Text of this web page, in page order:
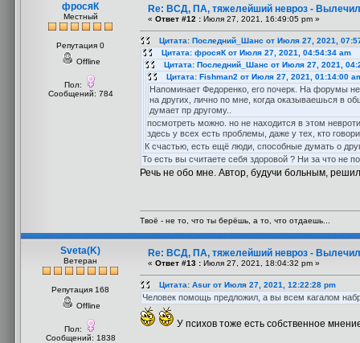
фросяК
Местный
Репутация 0
Offline
Пол:
Сообщений: 784
Re: ВСД, ПА, тяжелейший невроз -
« Ответ #12 : Июля 27, 2021, 16:49:05 pm »
Цитата: Последний_Шанс от Июля 27, 2021,
Цитата: фросяК от Июля 27, 2021, 04:54:34 am
Цитата: Последний_Шанс от Июля 27, 2021,
Цитата: Fishman2 от Июля 27, 2021, 01:14:00
Напоминает Федоренко, его почерк. На форумы
на других, лично по мне, когда оказываешься в
думает пр другому..
посмотреть можно. но не находится в этом
здесь у всех есть проблемы, даже у тех, кто
К счастью, есть ещё люди, способные думать о
То есть вы считаете себя здоровой ? Ни за что не
Речь не обо мне. Автор, будучи больным,
Твоё - не то, что ты берёшь, а то, что отдаешь...
Sveta(K)
Ветеран
Репутация 168
Offline
Пол:
Сообщений: 1838
Re: ВСД, ПА, тяжелейший невроз -
« Ответ #13 : Июля 27, 2021, 18:04:32 pm »
Цитата: Asur от Июля 27, 2021, 12:22:28 pm
Человек помощь предложил, а вы всем кагалом
У психов тоже есть собственное